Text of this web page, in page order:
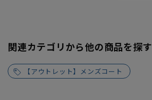
関連カテゴリから他の商品を探す
【アウトレット】メンズコート